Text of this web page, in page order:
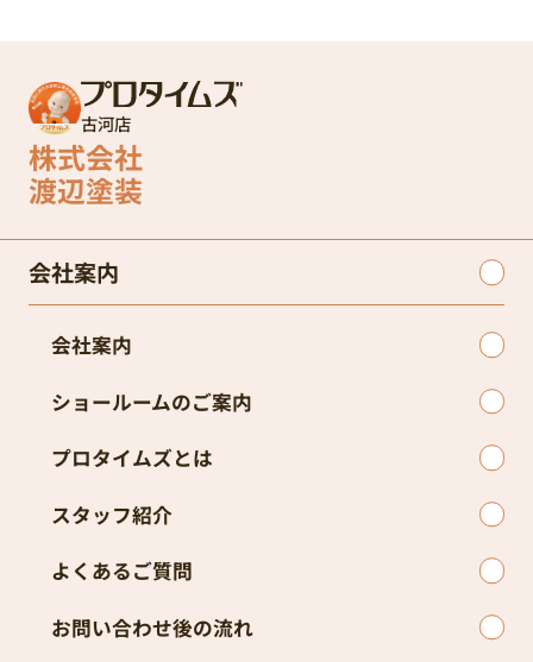
古河店
株式会社
渡辺塗装
会社案内
会社案内
ショールームのご案内
プロタイムズとは
スタッフ紹介
よくあるご質問
お問い合わせ後の流れ